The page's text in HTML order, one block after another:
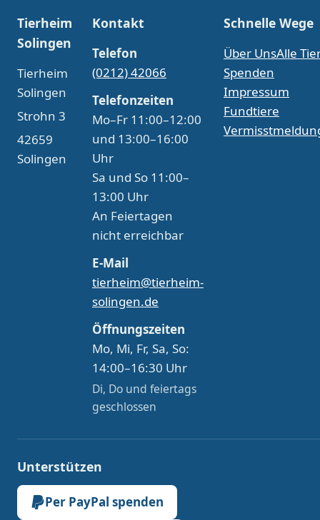
Tierheim
Solingen
Tierheim
Solingen
Strohn 3
42659
Solingen
Kontakt
Telefon
(0212) 42066
Telefonzeiten
Mo–Fr 11:00–12:00
und 13:00–16:00
Uhr
Sa und So 11:00–
13:00 Uhr
An Feiertagen
nicht erreichbar
E-Mail
tierheim@tierheim-
solingen.de
Öffnungszeiten
Mo, Mi, Fr, Sa, So:
14:00–16:30 Uhr
Di, Do und feiertags
geschlossen
Schnelle Wege
Über UnsAlle
Spenden
Impressum
Fundtiere
Unterstützen
Per PayPal spenden